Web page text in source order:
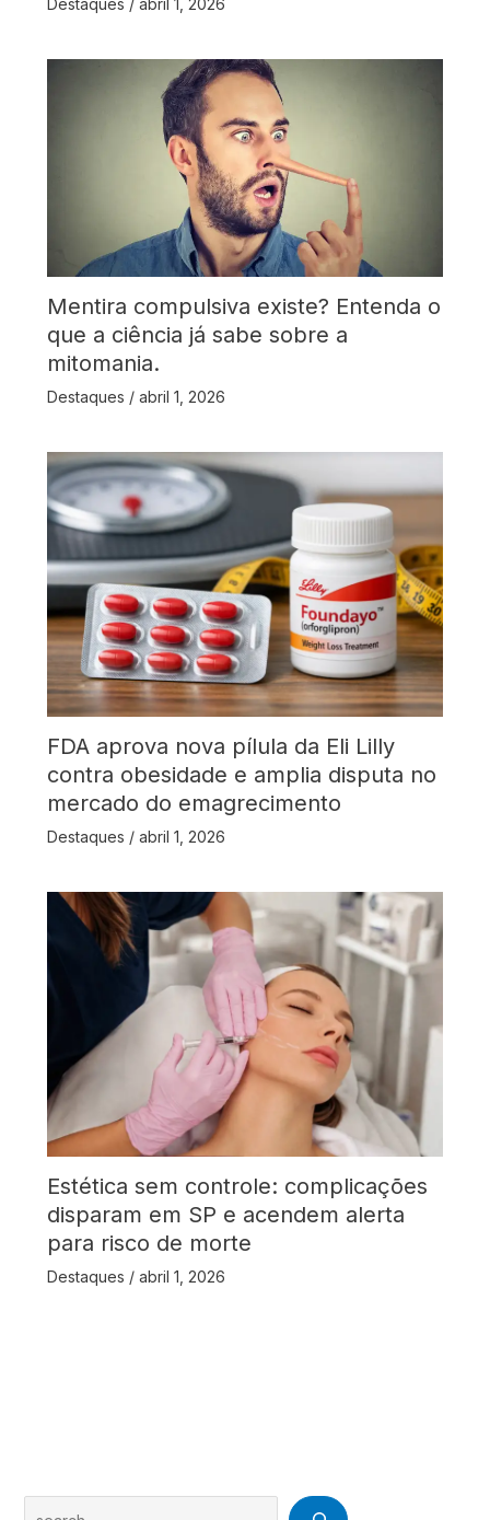
Destaques / abril 1, 2026
Mentira compulsiva existe? Entenda o
que a ciência já sabe sobre a
mitomania.
Destaques / abril 1, 2026
FDA aprova nova pílula da Eli Lilly
contra obesidade e amplia disputa no
mercado do emagrecimento
Destaques / abril 1, 2026
Estética sem controle: complicações
disparam em SP e acendem alerta
para risco de morte
Destaques / abril 1, 2026